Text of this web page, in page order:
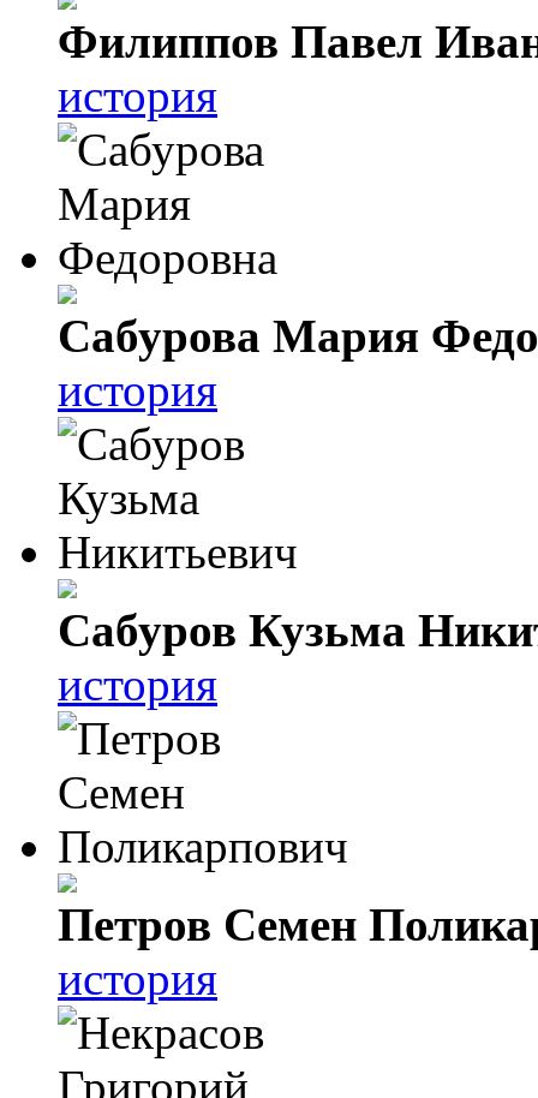
Филиппов Павел
история
Сабурова Мария
история
Сабуров Кузьма
история
Петров Семен
история